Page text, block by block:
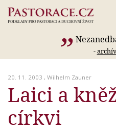
-
20. 11. 2003 , Wilhelm Zauner
Laici a
církvi